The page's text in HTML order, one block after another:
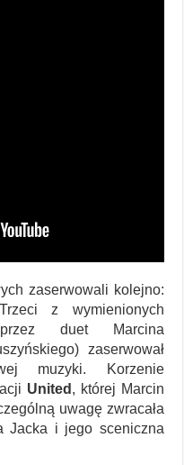
zaserwowali kolejno:
z wymienionych
duet Marcina
zaserwował
muzyki. Korzenie
United , której Marcin
uwagę zwracała
Jacka i jego sceniczna